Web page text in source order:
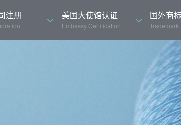
注册 美国大使馆认证
Embassy Certification
国外商
Trademark